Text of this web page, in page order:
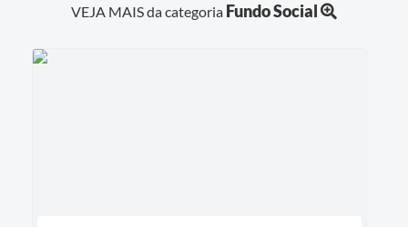
VEJA MAIS da categoria Fundo Social